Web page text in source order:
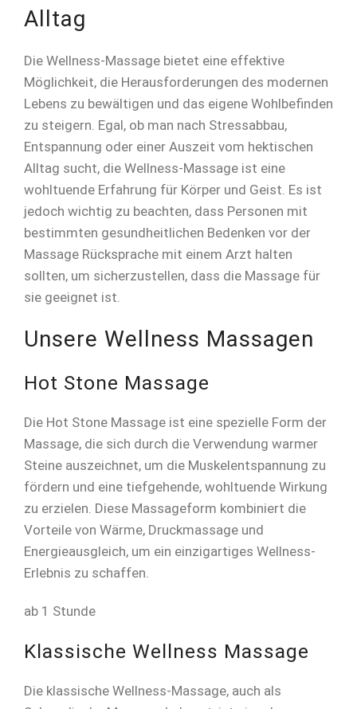
Alltag
Die Wellness-Massage bietet eine effektive
Möglichkeit, die Herausforderungen des modernen
Lebens zu bewältigen und das eigene Wohlbefinden
zu steigern. Egal, ob man nach Stressabbau,
Entspannung oder einer Auszeit vom hektischen
Alltag sucht, die Wellness-Massage ist eine
wohltuende Erfahrung für Körper und Geist. Es ist
jedoch wichtig zu beachten, dass Personen mit
bestimmten gesundheitlichen Bedenken vor der
Massage Rücksprache mit einem Arzt halten
sollten, um sicherzustellen, dass die Massage für
sie geeignet ist.
Unsere Wellness Massagen
Hot Stone Massage
Die Hot Stone Massage ist eine spezielle Form der
Massage, die sich durch die Verwendung warmer
Steine auszeichnet, um die Muskelentspannung zu
fördern und eine tiefgehende, wohltuende Wirkung
zu erzielen. Diese Massageform kombiniert die
Vorteile von Wärme, Druckmassage und
Energieausgleich, um ein einzigartiges Wellness-
Erlebnis zu schaffen.
ab 1 Stunde
Klassische Wellness Massage
Die klassische Wellness-Massage, auch als